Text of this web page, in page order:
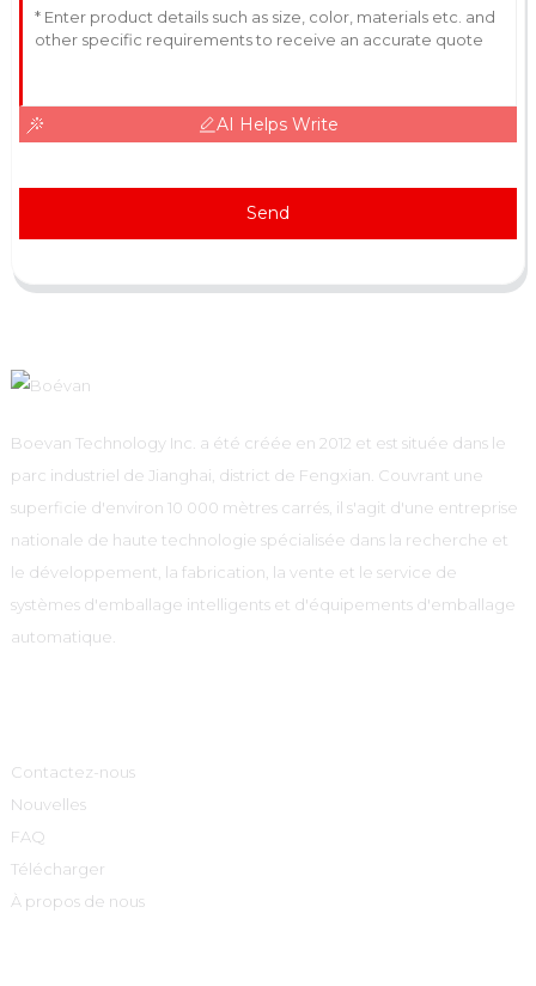
AI Helps Write
Send
Boevan Technology Inc. a été créée en 2012 et est située dans le
parc industriel de Jianghai, district de Fengxian. Couvrant une
superficie d'environ 10 000 mètres carrés, il s'agit d'une entreprise
nationale de haute technologie spécialisée dans la recherche et
le développement, la fabrication, la vente et le service de
systèmes d'emballage intelligents et d'équipements d'emballage
automatique.
Contactez-nous
Nouvelles
FAQ
Télécharger
À propos de nous